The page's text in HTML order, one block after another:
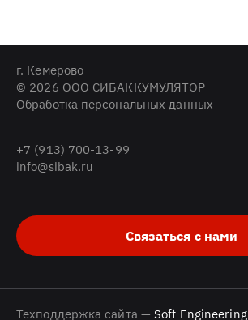
г. Кемерово
© 2026 ООО СИБАККУМУЛЯТОР
Обработка персональных данных
+7 (913) 700-13-99
info@sibak.ru
Связаться с нами
Техподдержка сайта —Soft Engineering